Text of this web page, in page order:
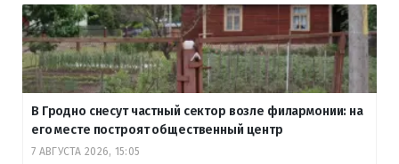
В Гродно снесут частный сектор возле филармонии: на
его месте построят общественный центр
7 АВГУСТА 2026, 15:05